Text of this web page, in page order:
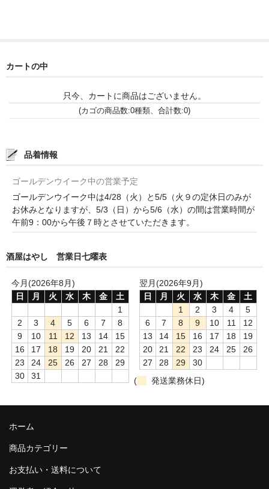
るみ子の酒・英・妙の華 森喜酒造（三重県伊賀市）
大治郎・喜量能 畑酒造（滋賀県東近江市）
奥播磨 下村酒造店（兵庫県姫路市安富町）
諏訪泉 諏訪酒造（鳥取県八頭郡智頭町）
旭菊・綾花 旭菊酒造（福岡県久留米市）
本 格 焼 酎
小鹿 小鹿酒造（鹿児島県鹿屋市)
明るい農村 霧島町蒸留所（鹿児島県霧島市）
鉄輪 瑞鷹（熊本県熊本市）
自 然 派 ワ イ ン
France/ﾌﾗﾝｽ
カートの中
只今、カートに商品はございません。
(カゴの商品数:0種類、合計数:0)
品着情報
ゴールデンウイーク中の営業予定
ゴールデンウイーク中は4/28（火）と5/5（火９の定休日のみが
お休みとなりますが、5/3（日）から5/6（水）の間は営業時間が
午前9：00から午後７時とさせていただきます。
酒屋はやし 営業日七曜表
今月(2026年8月)
日
月 火 水 木 金
土
1
2
3 4 5 6 7
8
9
10 11 12 13 14
15
16
17 18 19 20 21
22
23
24 25 26 27 28
29
30
31
翌月(2026年9月)
日
月 火 水 木 金
土
1
2 3 4
5
6
7 8 9 10 11
12
13
14 15 16 17 18
19
20
21 22 23 24 25
26
27
28 29
30
(
発送業務休日)
ホーム
商品カテゴリー
お支払い・送料について